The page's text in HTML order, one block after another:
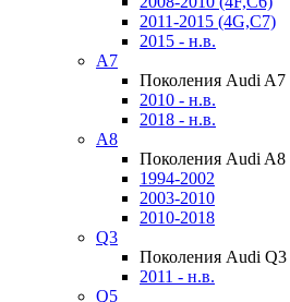
2011-2015 (4G,C7)
2015 - н.в.
A7
Поколения Audi A7
2010 - н.в.
2018 - н.в.
A8
Поколения Audi A8
1994-2002
2003-2010
2010-2018
Q3
Поколения Audi Q3
2011 - н.в.
Q5